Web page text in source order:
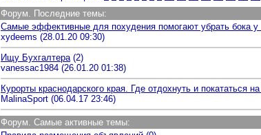
Форум. Последние темы:
Самые эффективные для похудения помогают убрать бока у
xydeems (28.01.20 09:30)
Ищу Бухгалтера(2)
vanessac1984 (26.01.20 01:38)
Курорты краснодарского края. Где отдохнуть и покататься
MalinaSport (06.04.17 23:46)
Форум. Самые активные темы: